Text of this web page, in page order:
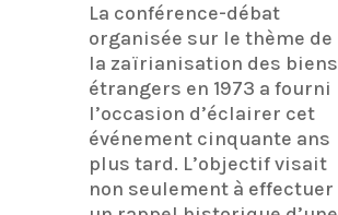
La conférence-débat
organisée sur le thème de
la zaïrianisation des biens
étrangers en 1973 a fourni
l’occasion d’éclairer cet
événement cinquante ans
plus tard. L’objectif visait
non seulement à effectuer